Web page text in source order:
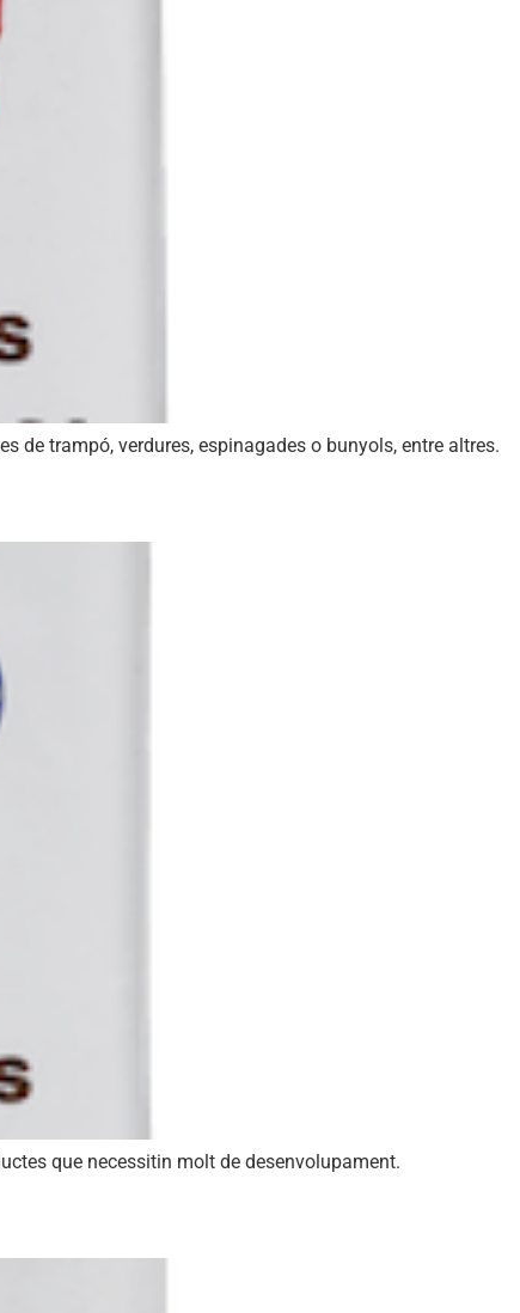
de trampó, verdures, espinagades o bunyols, entre altres.
que necessitin molt de desenvolupament.